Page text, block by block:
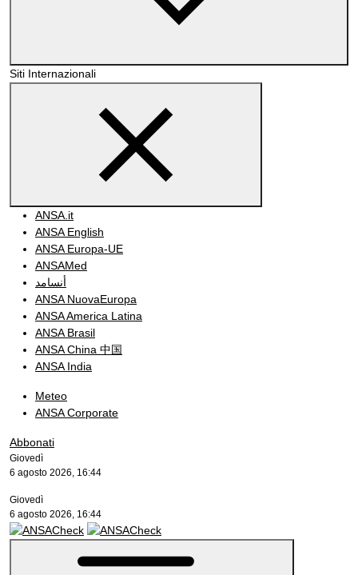
Siti Internazionali
ANSA.it
ANSA English
ANSA Europa-UE
ANSAMed
أنسامد
ANSA NuovaEuropa
ANSA America Latina
ANSA Brasil
ANSA China 中国
ANSA India
Meteo
ANSA Corporate
Abbonati
Giovedì
6 agosto 2026, 16:44
Giovedì
6 agosto 2026, 16:44